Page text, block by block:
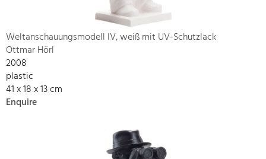
Weltanschauungsmodell IV, weiß mit UV-Schutzlack
Ottmar Hörl
2008
plastic
41 x 18 x 13 cm
Enquire